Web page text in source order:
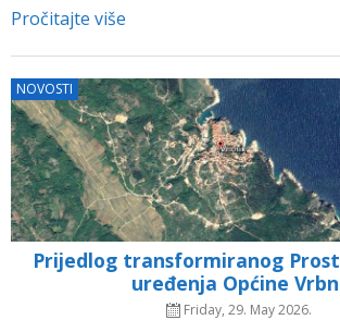
Pročitajte više
NOVOSTI
Prijedlog transformiranog
uređenja Općine
Friday, 29. May 2026.